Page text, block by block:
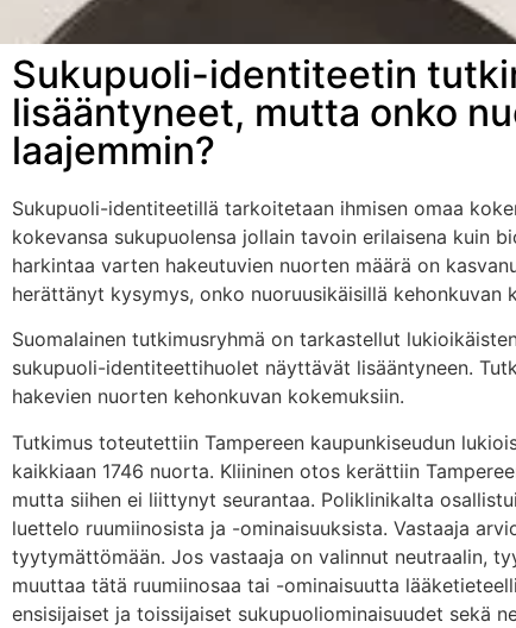
Sukupuoli-identiteetin
lisääntyneet, mutta onko
laajemmin?
Sukupuoli-identiteetillä tarkoitetaan ihmisen omaa
kokevansa sukupuolensa jollain tavoin erilaisena kuin
harkintaa varten hakeutuvien nuorten määrä on
herättänyt kysymys, onko nuoruusikäisillä kehonkuvan
Suomalainen tutkimusryhmä on tarkastellut
sukupuoli-identiteettihuolet näyttävät lisääntyneen.
hakevien nuorten kehonkuvan kokemuksiin.
Tutkimus toteutettiin Tampereen kaupunkiseudun
kaikkiaan 1746 nuorta. Kliininen otos kerättiin
mutta siihen ei liittynyt seurantaa. Poliklinikalta
luettelo ruumiinosista ja -ominaisuuksista. Vastaaja
tyytymättömään. Jos vastaaja on valinnut neutraalin,
muuttaa tätä ruumiinosaa tai -ominaisuutta
ensisijaiset ja toissijaiset sukupuoliominaisuudet sekä